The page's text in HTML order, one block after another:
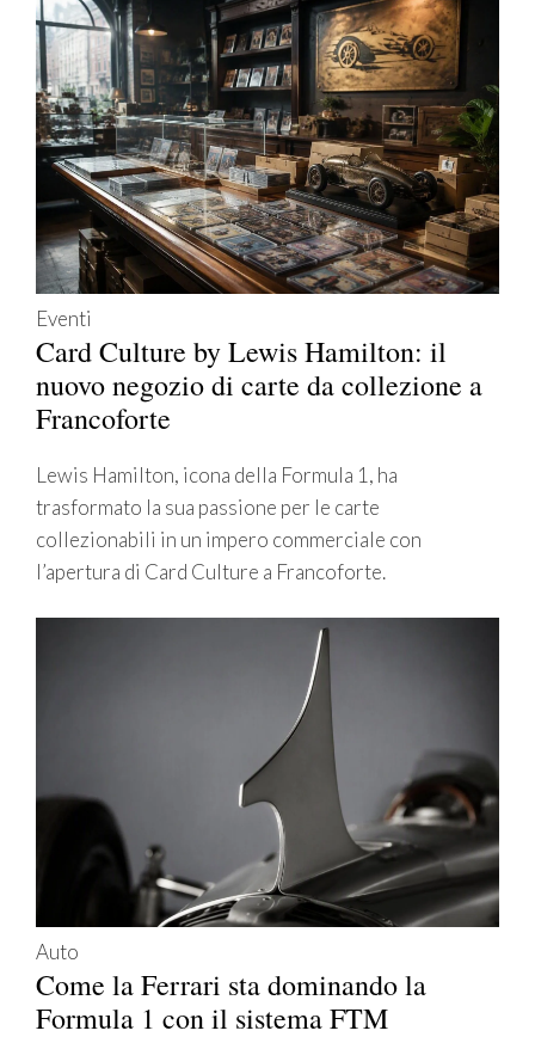
Eventi
Card Culture by Lewis Hamilton: il
nuovo negozio di carte da collezione a
Francoforte
Lewis Hamilton, icona della Formula 1, ha
trasformato la sua passione per le carte
collezionabili in un impero commerciale con
l’apertura di Card Culture a Francoforte.
Auto
Come la Ferrari sta dominando la
Formula 1 con il sistema FTM